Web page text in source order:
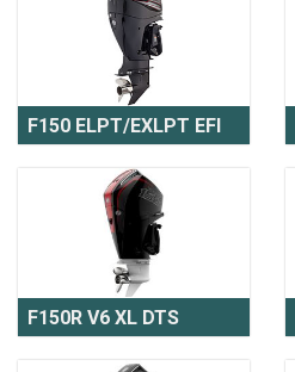
F150 ELPT/EXLPT EFI
F150R V6 XL DTS